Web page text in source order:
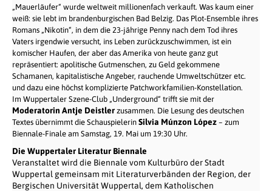
„Mauerläufer“ wurde weltweit millionenfach verkauft. Was kaum einer
weiß: sie lebt im brandenburgischen Bad Belzig. Das Plot-Ensemble ihres
Romans „Nikotin“, in dem die 23-jährige Penny nach dem Tod ihres
Vaters irgendwie versucht, ins Leben zurückzuschwimmen, ist ein
komischer Haufen, der aber das Amerika von heute ganz gut
repräsentiert: apolitische Gutmenschen, zu Geld gekommene
Schamanen, kapitalistische Angeber, rauchende Umweltschützer etc.
und dazu eine höchst komplizierte Patchworkfamilien-Konstellation.
Im Wuppertaler Szene-Club „Underground“ trifft sie mit der
Moderatorin Antje Deistlerzusammen. Die Lesung des deutschen
Textes übernimmt die Schauspielerin Silvia Múnzon López – zum
Biennale-Finale am Samstag, 19. Mai um 19:30 Uhr.
Die Wuppertaler Literatur Biennale
Veranstaltet wird die Biennale vom Kulturbüro der Stadt
Wuppertal gemeinsam mit Literaturverbänden der Region, der
Bergischen Universität Wuppertal, dem Katholischen